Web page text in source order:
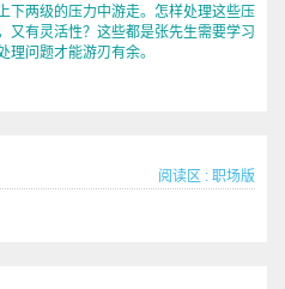
两级的压力中游走。怎样处理这些压
又有灵活性？这些都是张先生需要学习
问题才能游刃有余。
阅读区 : 职场版